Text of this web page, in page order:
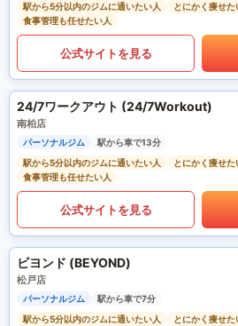
駅から5分以内のジムに通いたい人
とにかく痩せた
食事管理も任せたい人
公式サイトを見る
24/7ワークアウト (24/7Workout)
南柏店
パーソナルジム
駅から車で13分
駅から5分以内のジムに通いたい人
とにかく痩せた
食事管理も任せたい人
公式サイトを見る
ビヨンド (BEYOND)
松戸店
パーソナルジム
駅から車で7分
駅から5分以内のジムに通いたい人
とにかく痩せた